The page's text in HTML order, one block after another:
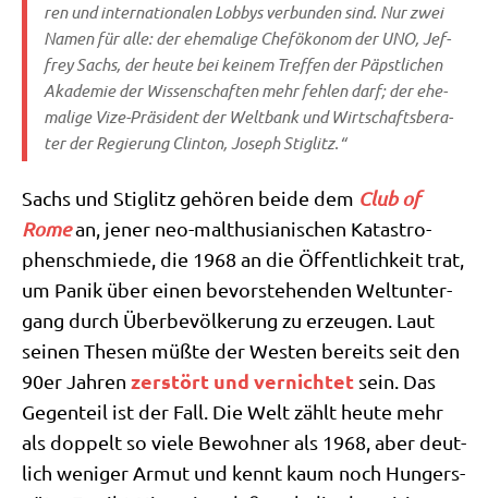
ren und inter­na­tio­na­len Lob­bys ver­bun­den sind. Nur zwei
Namen für alle: der ehe­ma­li­ge Chef­öko­nom der UNO, Jef­
frey Sachs, der heu­te bei kei­nem Tref­fen der Päpst­li­chen
Aka­de­mie der Wis­sen­schaf­ten mehr feh­len darf; der ehe­
ma­li­ge Vize-Prä­si­dent der Welt­bank und Wirt­schafts­be­ra­
ter der Regie­rung Clin­ton, Joseph Stiglitz.“
Sachs und Stig­litz gehö­ren bei­de dem Club of
Romean, jener neo-mal­thu­sia­ni­schen Kata­stro­
phen­schmie­de, die 1968 an die Öffent­lich­keit trat,
um Panik über einen bevor­ste­hen­den Welt­un­ter­
gang durch Über­be­völ­ke­rung zu erzeu­gen. Laut
sei­nen The­sen müß­te der Westen bereits seit den
90er Jah­ren zer­stört und ver­nich­tet sein. Das
Gegen­teil ist der Fall. Die Welt zählt heu­te mehr
als dop­pelt so vie­le Bewoh­ner als 1968, aber deut­
lich weni­ger Armut und kennt kaum noch Hun­gers­